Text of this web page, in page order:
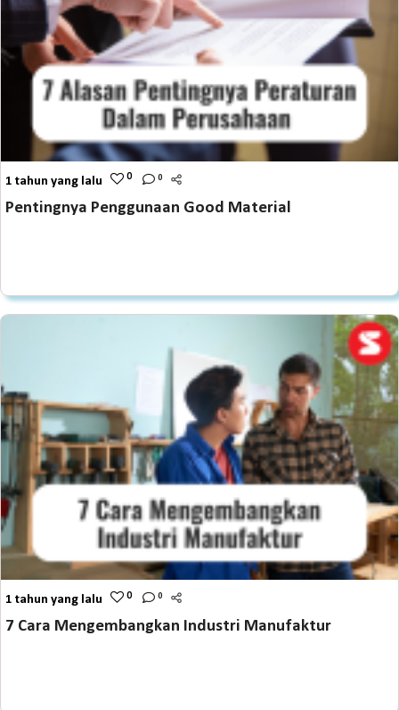
1 tahun yang lalu 0 0
Pentingnya Penggunaan Good Material
1 tahun yang lalu 0 0
7 Cara Mengembangkan Industri Manufaktur